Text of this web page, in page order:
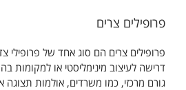
פרופילים צרים
פרופילים צרים הם סוג אחד של פרופילי
דרישה לעיצוב מינימליסטי או למקומות
גורם מרכזי, כמו משרדים, אולמות תצוגה